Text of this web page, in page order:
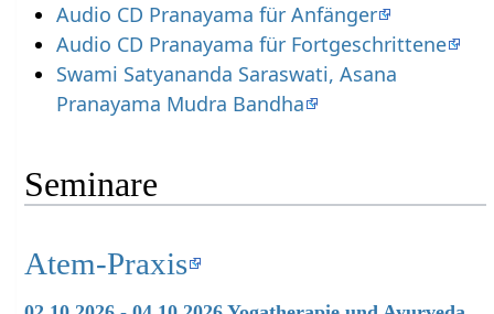
Audio CD Pranayama für Anfänger
Audio CD Pranayama für Fortgeschrittene
Swami Satyananda Saraswati, Asana
Pranayama Mudra Bandha
Seminare
Atem-Praxis